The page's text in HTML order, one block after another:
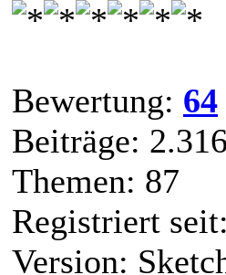
Bewertung: 64
Beiträge: 2.316
Themen: 87
Registriert
Version: